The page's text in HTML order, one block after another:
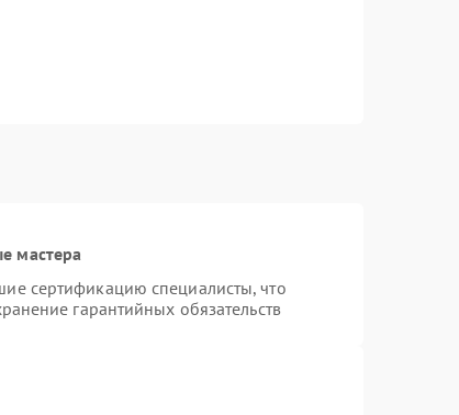
мастера
сертификацию специалисты, что
гарантийных обязательств